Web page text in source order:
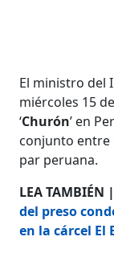
El ministro del
miércoles 15
‘Churón’ en
conjunto entre
par peruana.
LEA TAMBIÉN
del preso
en la cárcel El